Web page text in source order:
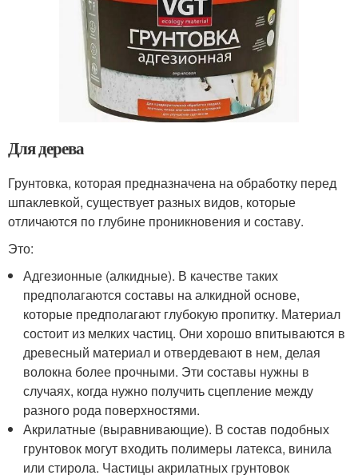
Для дерева
Грунтовка, которая предназначена на обработку перед
шпаклевкой, существует разных видов, которые
отличаются по глубине проникновения и составу.
Это:
Адгезионные (алкидные). В качестве таких
предполагаются составы на алкидной основе,
которые предполагают глубокую пропитку. Материал
состоит из мелких частиц. Они хорошо впитываются в
древесный материал и отвердевают в нем, делая
волокна более прочными. Эти составы нужны в
случаях, когда нужно получить сцепление между
разного рода поверхностями.
Акрилатные (выравнивающие). В состав подобных
грунтовок могут входить полимеры латекса, винила
или стирола. Частицы акрилатных грунтовок